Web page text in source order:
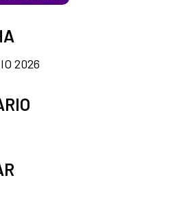
2026